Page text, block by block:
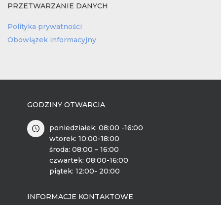
PRZETWARZANIE DANYCH
Polityka prywatności
Obowiązek informacyjny
GODZINY OTWARCIA
poniedziałek: 08:00 -16:00
wtorek: 10:00-18:00
środa: 08:00 – 16:00
czwartek: 08:00-16:00
piątek: 12:00- 20:00
INFORMACJE KONTAKTOWE